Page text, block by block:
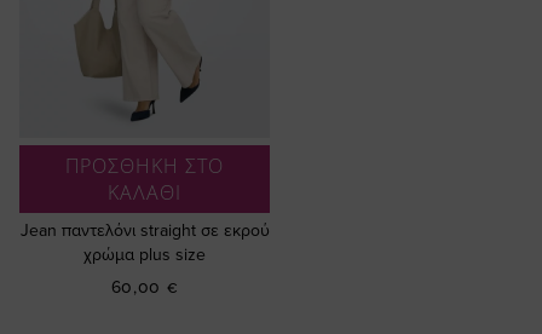
ΠΡΟΣΘΗΚΗ ΣΤΟ
ΚΑΛΑΘΙ
Jean παντελόνι straight σε εκρού
χρώμα plus size
60,00 €